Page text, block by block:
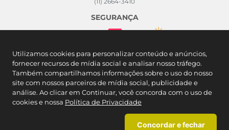
Utilizamos cookies para personalizar conteúdo e anúncios,
fornecer recursos de mídia social e analisar nosso tráfego.
Também compartilhamos informações sobre o uso do nosso
site com nossos parceiros de mídia social, publicidade e
análise. Ao clicar em Continuar, você concorda com o uso de
cookies e nossa Política de Privacidade
Concordar e fechar
SEGURANÇA
FORMAS DE PAGAMENTO
Caedu Comércio Varejista de Artigos do Vestuário SA. - Rodovia Castelo